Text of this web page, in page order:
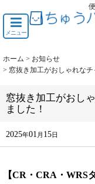
メニュー
ホーム > お知らせ
> 窓抜き加工がおしゃれな
窓抜き加工がおし
ました！
2025年01 月 15日
【CR・CRA・WRS